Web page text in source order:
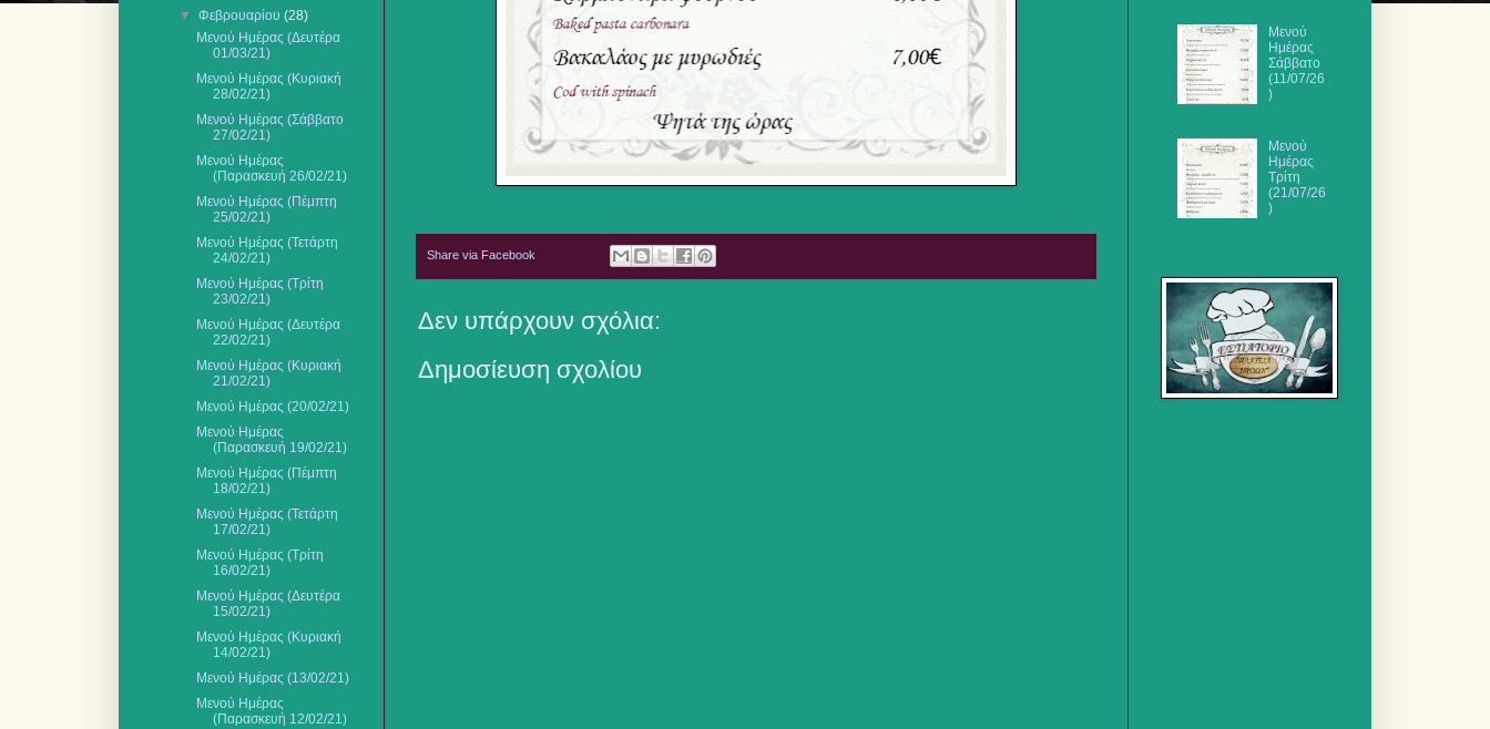
Share via Facebook
Δεν υπάρχουν σχόλια:
Δημοσίευση σχολίου
▼Φεβρουαρίου(28)
Μενού Ημέρας (Δευτέρα
01/03/21)
Μενού Ημέρας (Κυριακή
28/02/21)
Μενού Ημέρας (Σάββατο
27/02/21)
Μενού Ημέρας
(Παρασκευή 26/02/21)
Μενού Ημέρας (Πέμπτη
25/02/21)
Μενού Ημέρας (Τετάρτη
24/02/21)
Μενού Ημέρας (Τρίτη
23/02/21)
Μενού Ημέρας (Δευτέρα
22/02/21)
Μενού Ημέρας (Κυριακή
21/02/21)
Μενού Ημέρας (20/02/21)
Μενού Ημέρας
(Παρασκευή 19/02/21)
Μενού Ημέρας (Πέμπτη
18/02/21)
Μενού Ημέρας (Τετάρτη
17/02/21)
Μενού Ημέρας (Τρίτη
16/02/21)
Μενού Ημέρας (Δευτέρα
15/02/21)
Μενού Ημέρας (Κυριακή
14/02/21)
Μενού Ημέρας (13/02/21)
Μενού Ημέρας
(Παρασκευή 12/02/21)
Μενού
Ημέρας
Σάββατο
(11/07/26
)
Μενού
Ημέρας
Τρίτη
(21/07/26
)